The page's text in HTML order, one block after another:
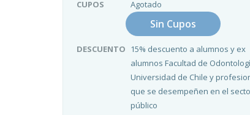
CUPOS
Agotado
Sin Cupos
DESCUENTO 15% descuento a alumnos y ex
alumnos Facultad de
Universidad de Chile y
que se desempeñen en el
público